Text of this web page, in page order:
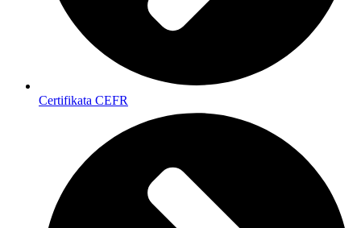
Certifikata CEFR